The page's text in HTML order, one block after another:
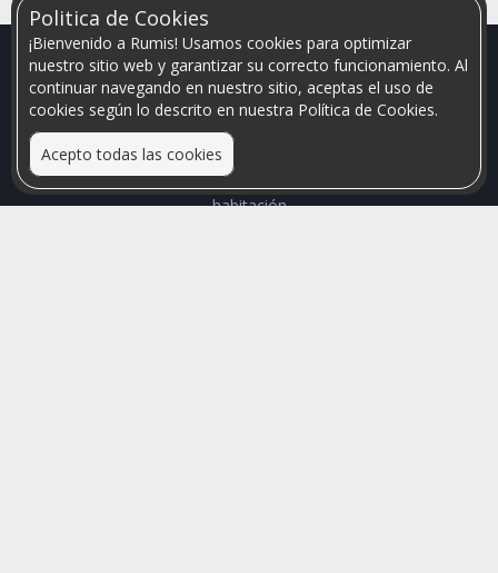
Politica de Cookies
¡Bienvenido a Rumis! Usamos cookies para optimizar
nuestro sitio web y garantizar su correcto funcionamiento. Al
continuar navegando en nuestro sitio, aceptas el uso de
cookies según lo descrito en nuestra Política de Cookies.
Acepto todas las cookies
Relacionamos personas que arriendan con las que buscan una
habitación